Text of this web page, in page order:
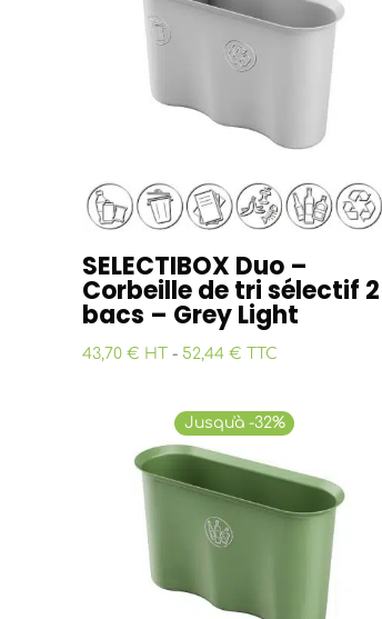
SELECTIBOX Duo –
Corbeille de tri sélectif 2
bacs – Grey Light
43,70 € HT - 52,44 € TTC
Jusqu'à -32%